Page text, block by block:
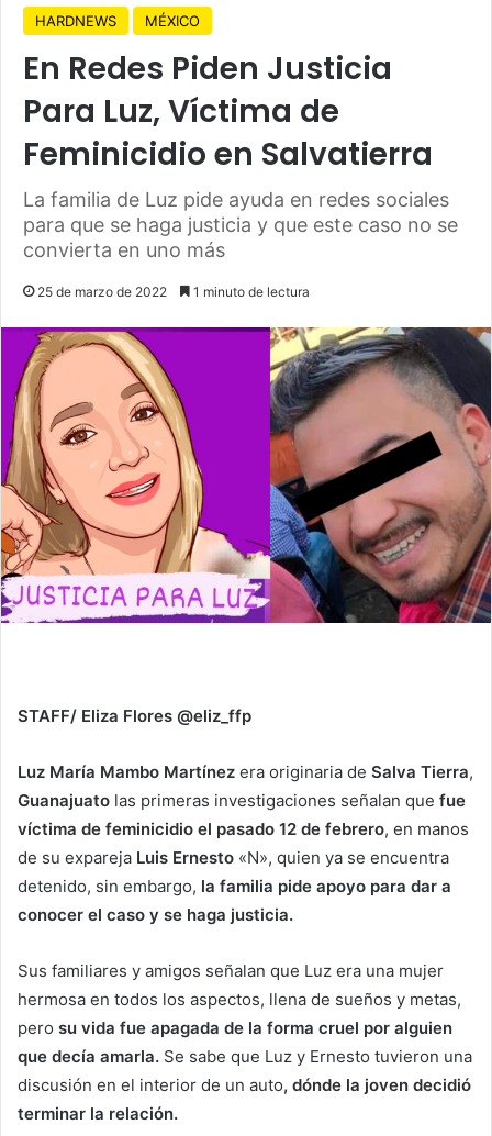
HARDNEWS MÉXICO
En Redes Piden Justicia
Para Luz, Víctima de
Feminicidio en Salvatierra
La familia de Luz pide ayuda en redes sociales
para que se haga justicia y que este caso no se
convierta en uno más
25 de marzo de 2022 1 minuto de lectura
STAFF/ Eliza Flores @eliz_ffp
Luz María Mambo Martínez era originaria de Salva Tierra,
Guanajuato las primeras investigaciones señalan que fue
víctima de feminicidio el pasado 12 de febrero, en manos
de su expareja Luis Ernesto «N», quien ya se encuentra
detenido, sin embargo, la familia pide apoyo para dar a
conocer el caso y se haga justicia.
Sus familiares y amigos señalan que Luz era una mujer
hermosa en todos los aspectos, llena de sueños y metas,
pero su vida fue apagada de la forma cruel por alguien
que decía amarla. Se sabe que Luz y Ernesto tuvieron una
discusión en el interior de un auto, dónde la joven decidió
terminar la relación.